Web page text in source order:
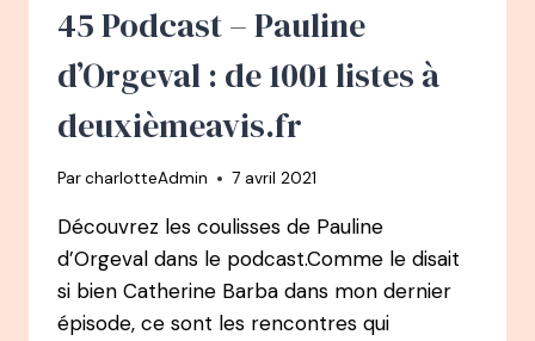
QUI
CHANGER
VIE
LE
AVEC
CHANGENOW
45 Podcast – Pauline
d’Orgeval : de 1001 listes à
deuxièmeavis.fr
ParcharlotteAdmin 7 avril 2021
Découvrez les coulisses de Pauline
d’Orgeval dans le podcast.Comme le disait
si bien Catherine Barba dans mon dernier
épisode, ce sont les rencontres qui